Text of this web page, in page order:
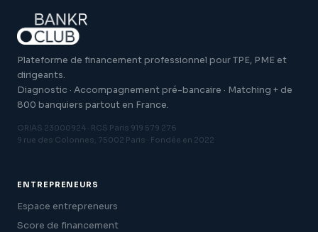
Plateforme de financement professionnel pour TPE, PME et
dirigeants.
Diagnostic · Accompagnement pré-bancaire · Matching + de
800 banquiers partout en France.
ORIAS 23000924 · RCS Paris 919 579 276
9 rue des Colonnes, 75002 Paris · Fondée en 2022
ENTREPRENEURS
Espace entrepreneurs
Score de financement